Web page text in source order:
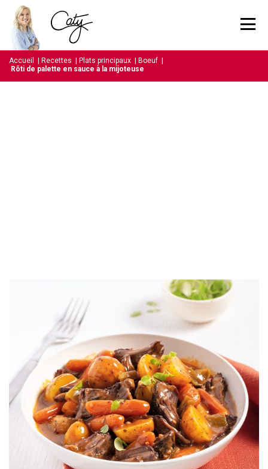
Accueil Recettes Plats principaux Boeuf
Rôti de palette en sauce à la mijoteuse